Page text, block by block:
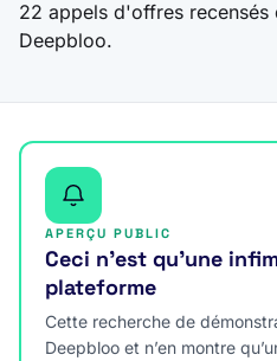
22 appels d'offres recensés
Deepbloo.
APERÇU PUBLIC
Ceci n’est qu’une
plateforme
Cette recherche de
Deepbloo et n’en montre